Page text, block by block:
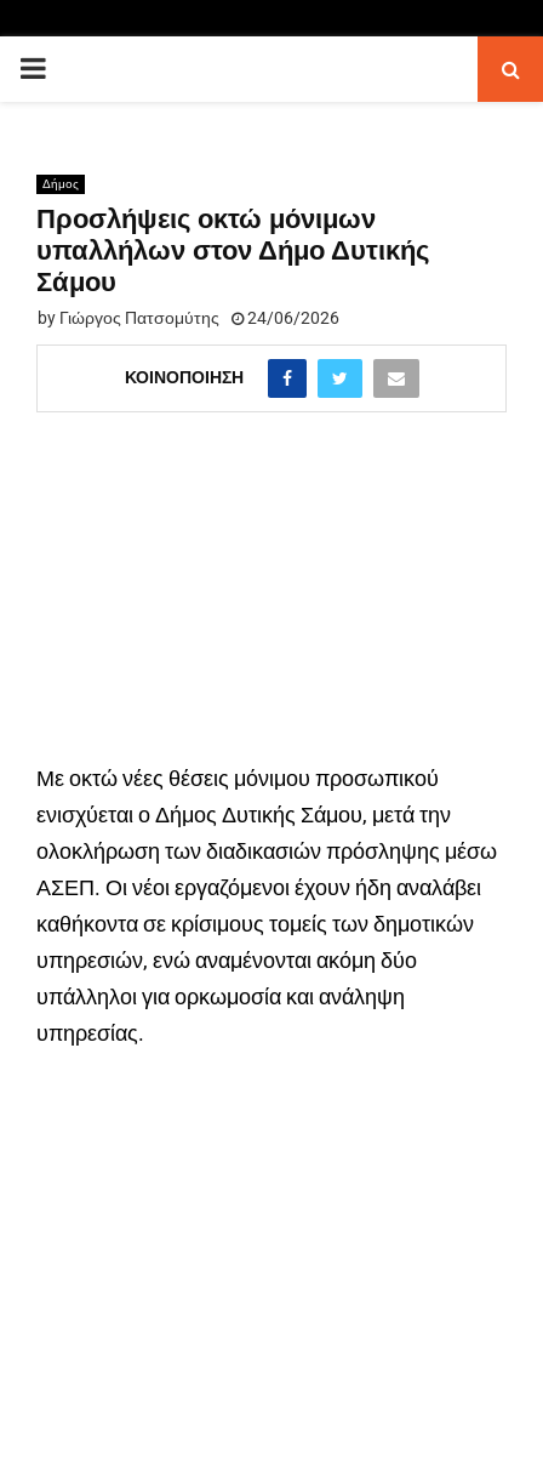
PRIMARY
Δήμος
Προσλήψεις οκτώ μόνιμων
υπαλλήλων στον Δήμο Δυτικής
Σάμου
by Γιώργος Πατσομύτης 24/06/2026
ΚΟΙΝΟΠΟΊΗΣΗ
Με οκτώ νέες θέσεις μόνιμου προσωπικού
ενισχύεται ο Δήμος Δυτικής Σάμου, μετά την
ολοκλήρωση των διαδικασιών πρόσληψης μέσω
ΑΣΕΠ. Οι νέοι εργαζόμενοι έχουν ήδη αναλάβει
καθήκοντα σε κρίσιμους τομείς των δημοτικών
υπηρεσιών, ενώ αναμένονται ακόμη δύο
υπάλληλοι για ορκωμοσία και ανάληψη
υπηρεσίας.